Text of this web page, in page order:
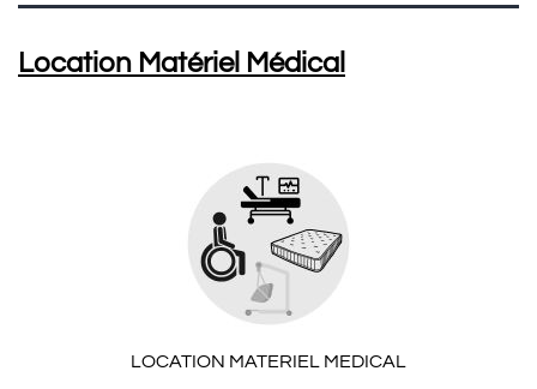
Location Matériel Médical
LOCATION MATERIEL MEDICAL